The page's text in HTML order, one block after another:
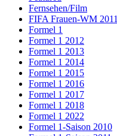
Fernsehen/Film
FIFA Frauen-WM 2011
Formel 1
Formel 1 2012
Formel 1 2013
Formel 1 2014
Formel 1 2015
Formel 1 2016
Formel 1 2017
Formel 1 2018
Formel 1 2022
Formel 1-Saison 2010